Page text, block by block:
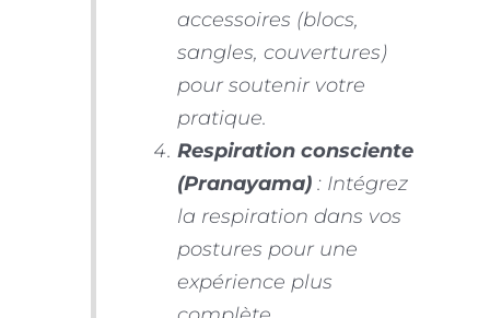
accessoires (blocs,
sangles, couvertures)
pour soutenir votre
pratique.
Respiration consciente
(Pranayama): Intégrez
la respiration dans vos
postures pour une
expérience plus